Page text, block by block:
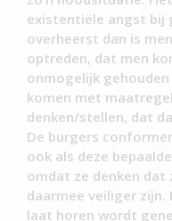
existentiële angst bij
overheerst dan is
optreden, dat men
onmogelijk
komen met
denken/stellen, dat
De burgers
ook als deze
omdat ze denken
daarmee veiliger zijn.
laat horen wordt